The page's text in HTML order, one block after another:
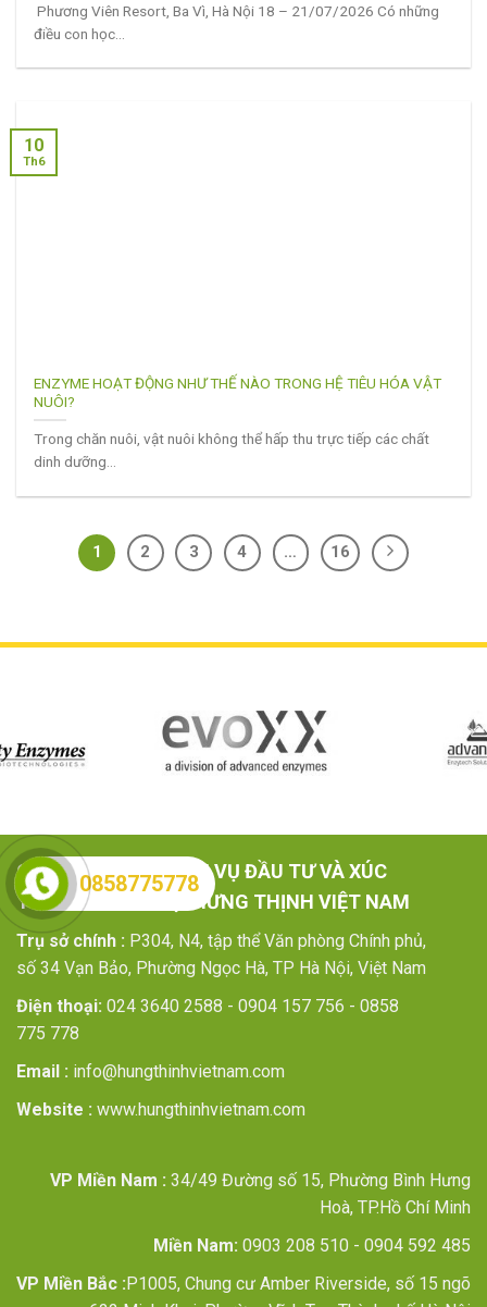
Phương Viên Resort, Ba Vì, Hà Nội 18 – 21/07/2026 Có những
điều con học...
ENZYME HOẠT ĐỘNG NHƯ THẾ NÀO TRONG HỆ TIÊU HÓA VẬT
NUÔI?
Trong chăn nuôi, vật nuôi không thể hấp thu trực tiếp các chất
dinh dưỡng...
10
Th6
1 2 3 4 … 16
CÔNG TY TNHH DỊCH VỤ ĐẦU TƯ VÀ XÚC
TIẾN THƯƠNG MẠI HƯNG THỊNH VIỆT NAM
Trụ sở chính : P304, N4, tập thể Văn phòng Chính phủ,
số 34 Vạn Bảo, Phường Ngọc Hà, TP Hà Nội, Việt Nam
Điện thoại: 024 3640 2588 - 0904 157 756 - 0858
775 778
Email : info@hungthinhvietnam.com
Website : www.hungthinhvietnam.com
VP Miền Nam : 34/49 Đường số 15, Phường Bình Hưng
Hoà, TP.Hồ Chí Minh
Miền Nam: 0903 208 510 - 0904 592 485
VP Miền Bắc :P1005, Chung cư Amber Riverside, số 15 ngõ
0858775778